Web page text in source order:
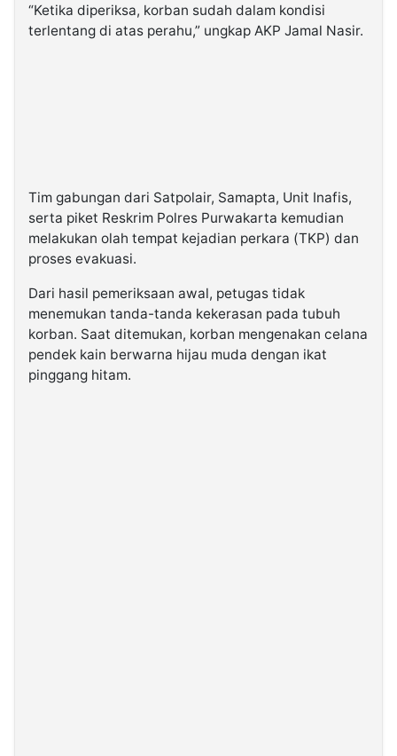
“Ketika diperiksa, korban sudah dalam kondisi
terlentang di atas perahu,” ungkap AKP Jamal Nasir.
Tim gabungan dari Satpolair, Samapta, Unit Inafis,
serta piket Reskrim Polres Purwakarta kemudian
melakukan olah tempat kejadian perkara (TKP) dan
proses evakuasi.
Dari hasil pemeriksaan awal, petugas tidak
menemukan tanda-tanda kekerasan pada tubuh
korban. Saat ditemukan, korban mengenakan celana
pendek kain berwarna hijau muda dengan ikat
pinggang hitam.